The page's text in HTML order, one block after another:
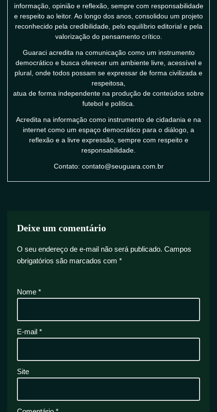
informação, opinião e reflexão, sempre com responsabilidade
e respeito ao leitor. Ao longo dos anos, consolidou um projeto
reconhecido pela credibilidade, pelo equilíbrio editorial e pela
valorização do pensamento crítico.
Guaraci acredita na comunicação como um instrumento
democrático e busca oferecer um ambiente livre, acessível e
plural, onde todos possam se expressar de forma civilizada e
respeitosa,
atua de forma independente na produção de conteúdos sobre
futebol e política.
Acredita na informação como instrumento de cidadania e na
internet como um espaço democrático para o diálogo, a
reflexão e a livre expressão, sempre com respeito e
responsabilidade.
Contato: contato@seuguara.com.br
Deixe um comentário
O seu endereço de e-mail não será publicado. Campos
obrigatórios são marcados com *
Nome *
E-mail *
Site